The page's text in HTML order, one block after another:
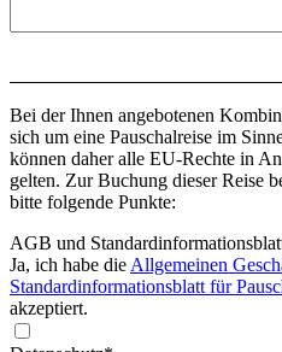
Bei der Ihnen angebotenen
sich um eine Pauschalreise im
können daher alle EU-Rechte in
gelten. Zur Buchung dieser Reise
bitte folgende Punkte:
AGB und
Ja, ich habe die Allgemeinen
Standardinformationsblatt für
akzeptiert.